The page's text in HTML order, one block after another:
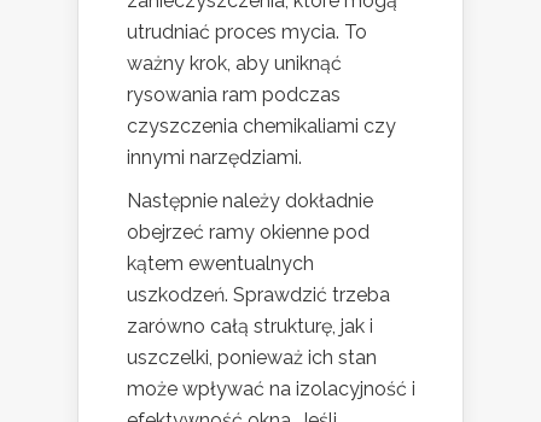
utrudniać proces mycia. To
ważny krok, aby uniknąć
rysowania ram podczas
czyszczenia chemikaliami czy
innymi narzędziami.
Następnie należy dokładnie
obejrzeć ramy okienne pod
kątem ewentualnych
uszkodzeń. Sprawdzić trzeba
zarówno całą strukturę, jak i
uszczelki, ponieważ ich stan
może wpływać na izolacyjność i